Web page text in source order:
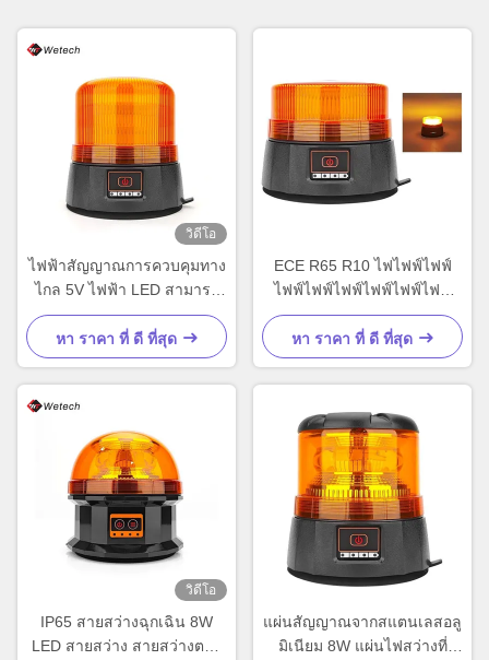
วิดีโอ
ไฟฟ้าสัญญาณการควบคุมทาง
ไกล 5V ไฟฟ้า LED สามารถ
ชาร์จใหม่ได้
หา ราคา ที่ ดี ที่สุด
ECE R65 R10 ไฟไฟฟ์ไฟฟ์
ไฟฟ์ไฟฟ์ไฟฟ์ไฟฟ์ไฟฟ์ไฟฟ์
ไฟฟ์ไฟฟ์
หา ราคา ที่ ดี ที่สุด
วิดีโอ
IP65 สายสว่างฉุกเฉิน 8W
LED สายสว่าง สายสว่างตาม
แผ่นสัญญาณจากสแตนเลสอลู
มิเนียม 8W แผ่นไฟสว่างที่